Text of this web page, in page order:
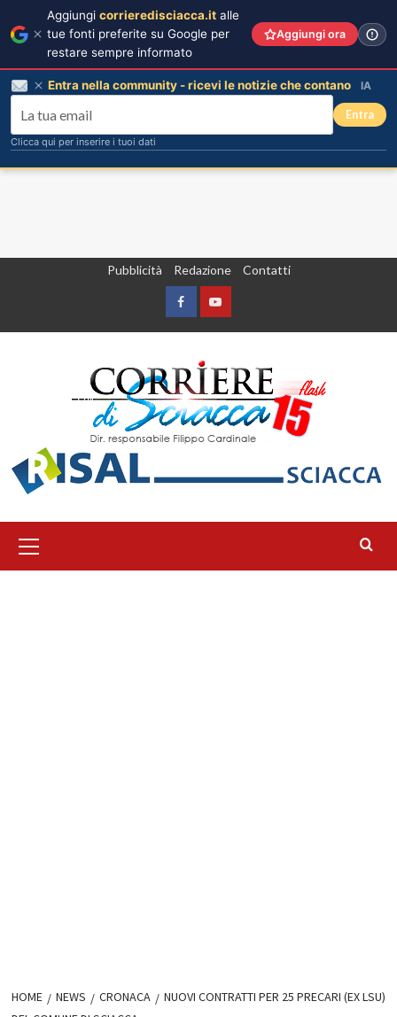
Pubblicità Redazione Contatti
FacebookYountube
principale
HOME NEWS CRONACA
NUOVI CONTRATTI PER 25 PRECARI (EX LSU)
Aggiungi corrieredisciacca.it alle
tue fonti preferite su Google per
restare sempre informato
Aggiungi ora
Entra nella community - ricevi le notizie che contano IA
Entra
Clicca qui per inserire i tuoi dati